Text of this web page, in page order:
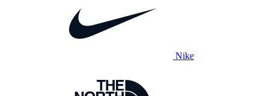
Nike